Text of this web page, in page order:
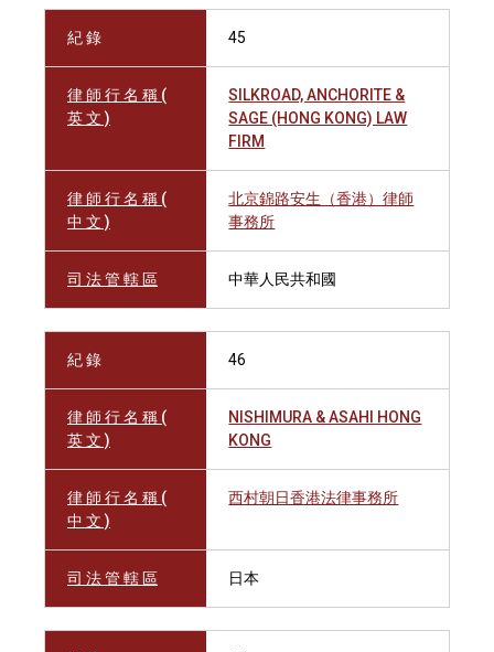
紀 錄 45
律 師 行 名 稱 (
英 文 )
SILKROAD, ANCHORITE &
SAGE (HONG KONG) LAW
FIRM
律 師 行 名 稱 (
中 文 )
北京錦路安生（香港）律師
事務所
司 法 管 轄 區 中華人民共和國
紀 錄 46
律 師 行 名 稱 (
英 文 )
NISHIMURA & ASAHI HONG
KONG
律 師 行 名 稱 (
中 文 )
西村朝日香港法律事務所
司 法 管 轄 區 日本